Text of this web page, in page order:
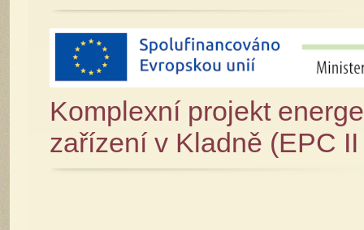
Komplexní projekt
zařízení v Kladně (EPC